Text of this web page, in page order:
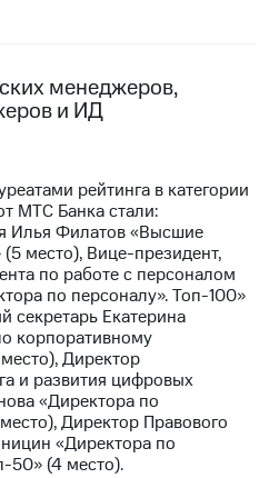
менеджеров,
и ИД
рейтинга в категории
МТС Банка стали:
Илья Филатов «Высшие
место), ​Вице-президент,
по работе с персоналом
по персоналу». Топ-100»
секретарь Екатерина
корпоративному
Директор
и развития цифровых
«Директора по
​Директор Правового
«Директора по
50» (4 место).